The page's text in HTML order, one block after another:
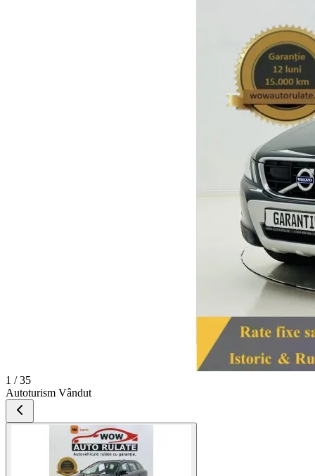
1 / 35
Autoturism Vândut